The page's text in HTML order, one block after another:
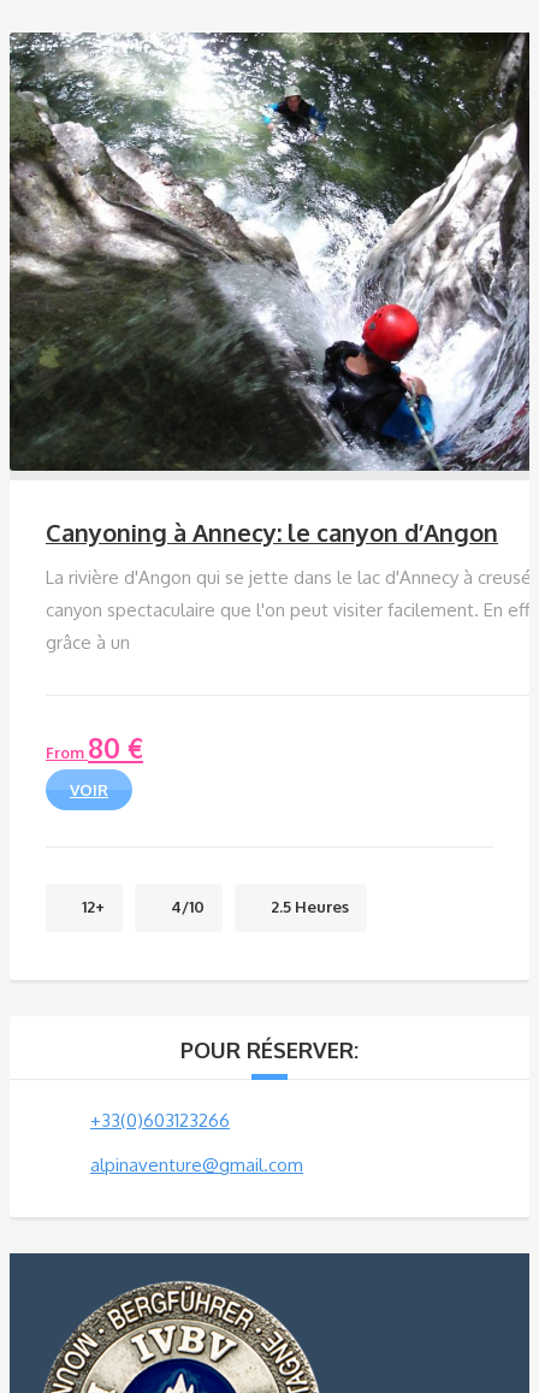
Canyoning à Annecy: le canyon d’Angon
La rivière d'Angon qui se jette dans le lac d'Annecy à creusé
canyon spectaculaire que l'on peut visiter facilement. En
grâce à un
From 80 €
VOIR
12+ 4/10 2.5 Heures
POUR RÉSERVER:
+33(0)603123266
alpinaventure@gmail.com